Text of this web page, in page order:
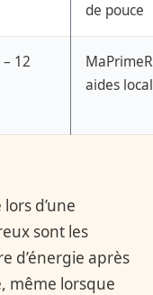
de pouce
– 12
aides
d’une
sont les
d’énergie après
même lorsque